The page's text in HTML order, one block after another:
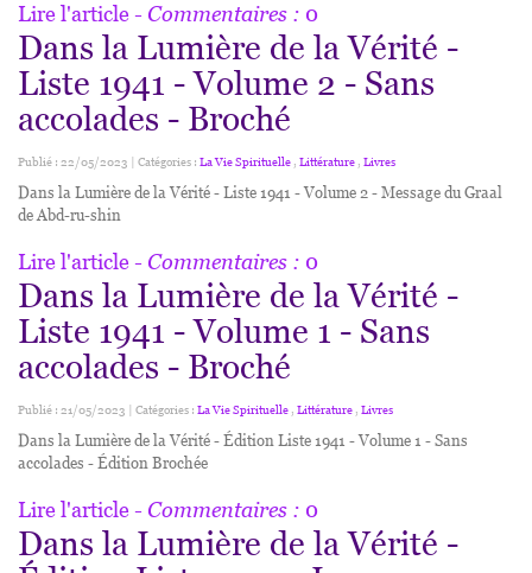
Lire l'article- Commentaires : 0
Dans la Lumière de la Vérité -
Liste 1941 - Volume 2 - Sans
accolades - Broché
Publié : 22/05/2023 | Catégories : La Vie Spirituelle , Littérature , Livres
Dans la Lumière de la Vérité - Liste 1941 - Volume 2 - Message du Graal
de Abd-ru-shin
Lire l'article- Commentaires : 0
Dans la Lumière de la Vérité -
Liste 1941 - Volume 1 - Sans
accolades - Broché
Publié : 21/05/2023 | Catégories : La Vie Spirituelle , Littérature , Livres
Dans la Lumière de la Vérité - Édition Liste 1941 - Volume 1 - Sans
accolades - Édition Brochée
Lire l'article- Commentaires : 0
Dans la Lumière de la Vérité -